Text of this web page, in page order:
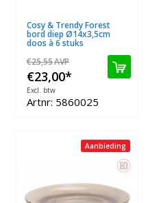
Cosy & Trendy Forest
bord diep Ø14x3,5cm
doos à 6 stuks
€25,55AVP
€23,00*
Excl. btw
Artnr: 5860025
Aanbieding